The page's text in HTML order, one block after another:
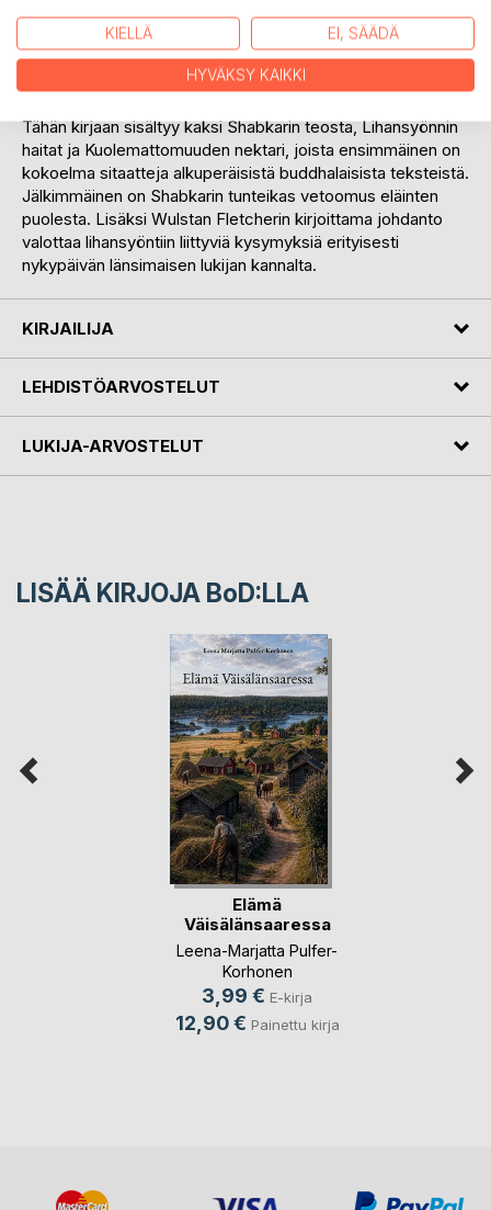
lihansyöntiin liittyviä opetuksia kaikilta buddhalaisuuden
tasoilta - hinayanasta, mahayanasta ja vajrayanasta - ja
osoitti, ettei minkäänlaista ristiriitaa ole, jos opetukset
ymmärretään Buddhan tarkoittamalla tavalla.
Tähän kirjaan sisältyy kaksi Shabkarin teosta, Lihansyönnin
haitat ja Kuolemattomuuden nektari, joista ensimmäinen on
kokoelma sitaatteja alkuperäisistä buddhalaisista teksteistä.
Jälkimmäinen on Shabkarin tunteikas vetoomus eläinten
puolesta. Lisäksi Wulstan Fletcherin kirjoittama johdanto
valottaa lihansyöntiin liittyviä kysymyksiä erityisesti
nykypäivän länsimaisen lukijan kannalta.
KIRJAILIJA
LEHDISTÖARVOSTELUT
LUKIJA-ARVOSTELUT
LISÄÄ KIRJOJA BoD:LLA
Elämä
Väisälänsaaressa
Leena-Marjatta Pulfer-
Korhonen
3,99 € E-kirja
12,90 € Painettu kirja
KIELLÄ EI, SÄÄDÄ
HYVÄKSY KAIKKI